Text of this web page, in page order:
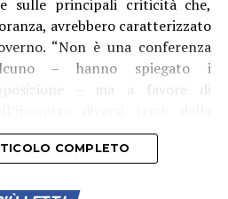
secondo quanto riferito dai
avrebbe chiarito che
era finalizzato alla riapertura
mentre il collaudo definitivo
relazione questi atti con alcune
in particolare quelle
sulle principali criticità che,
avrebbero caratterizzato
“Non è una conferenza
– hanno spiegato i
– ma a favore di
servizi pubblici, dal bilancio
per ABC, emergenza
sarebbe “un’assenza
COMPLETO